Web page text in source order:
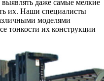
даже самые мелкие
их. Наши специалисты
моделями
тонкости их конструкции